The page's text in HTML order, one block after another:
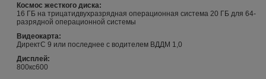
Космос жесткого диска:
16 ГБ на трицатидвухразрядная операционная система 20 ГБ для 64-
разрядной операционной системы
Видеокарта:
ДиректС 9 или последнее с водителем ВДДМ 1,0
Дисплей:
800кс600